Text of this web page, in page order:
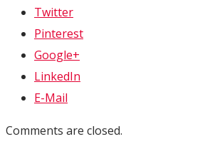
Twitter
Pinterest
Google+
LinkedIn
E-Mail
Comments are closed.